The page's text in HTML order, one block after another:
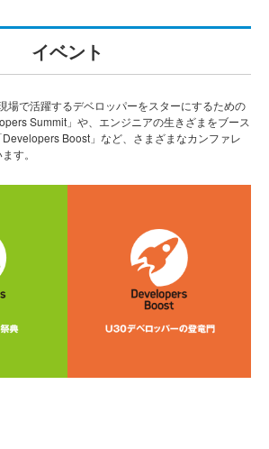
イベント
場で活躍するデベロッパーをスターにするための
Summit」や、エンジニアの生きざまをブース
Developers Boost」など、さまざまなカンファレ
す。